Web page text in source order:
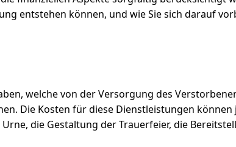
entstehen können, und wie Sie sich darauf
welche von der Versorgung des
Die Kosten für diese Dienstleistungen
die Gestaltung der Trauerfeier, die